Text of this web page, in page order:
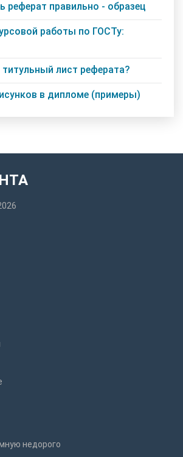
реферат правильно - образец
работы по ГОСТу:
лист реферата?
в дипломе (примеры)
недорого